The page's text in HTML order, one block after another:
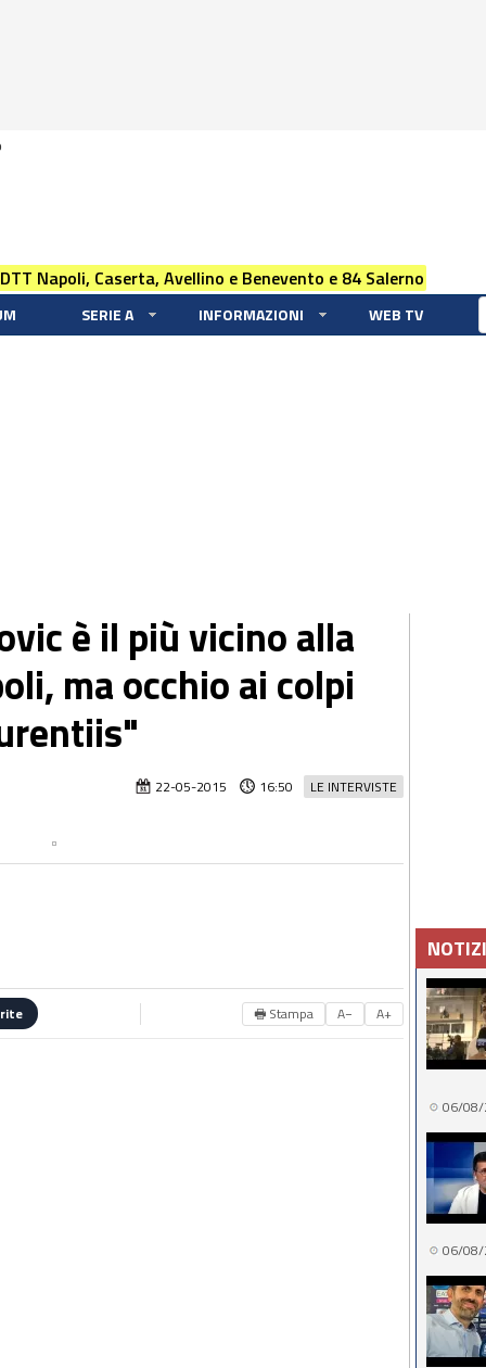
Napoli, Caserta, Avellino e Benevento e 84 Salerno
SERIE A INFORMAZIONI WEB TV
è il più vicino alla
ma occhio ai colpi
LE INTERVISTE
22-05-2015 16:50
🖶 Stampa A− A+
06/08/
06/08/